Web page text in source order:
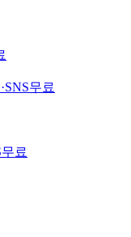
무료
무료